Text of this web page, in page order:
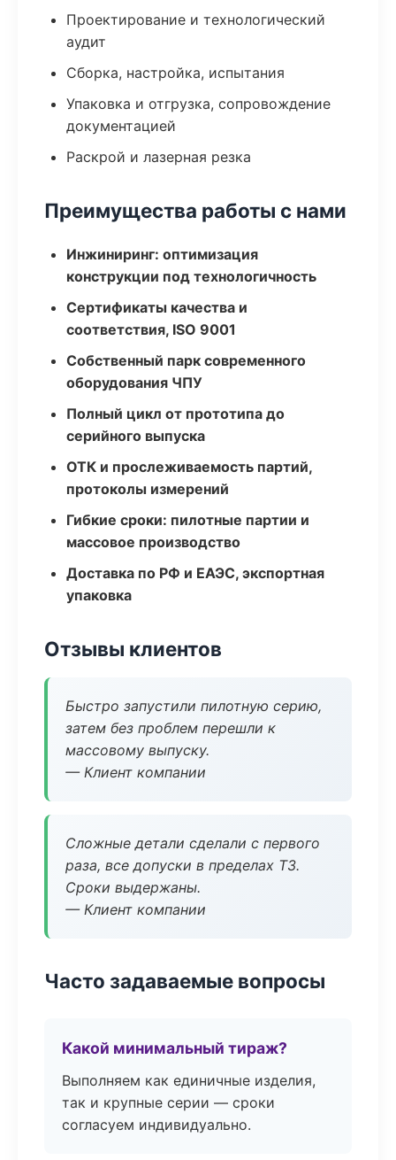
Проектирование и технологический
аудит
Сборка, настройка, испытания
Упаковка и отгрузка, сопровождение
документацией
Раскрой и лазерная резка
Преимущества работы с нами
Инжиниринг: оптимизация
конструкции под технологичность
Сертификаты качества и
соответствия, ISO 9001
Собственный парк современного
оборудования ЧПУ
Полный цикл от прототипа до
серийного выпуска
ОТК и прослеживаемость партий,
протоколы измерений
Гибкие сроки: пилотные партии и
массовое производство
Доставка по РФ и ЕАЭС, экспортная
упаковка
Отзывы клиентов
Быстро запустили пилотную серию,
затем без проблем перешли к
массовому выпуску.
— Клиент компании
Сложные детали сделали с первого
раза, все допуски в пределах ТЗ.
Сроки выдержаны.
— Клиент компании
Часто задаваемые вопросы
Какой минимальный тираж?
Выполняем как единичные изделия,
так и крупные серии — сроки
согласуем индивидуально.